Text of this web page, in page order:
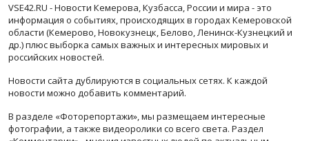
VSE42.RU - Новости Кемерова, Кузбасса, России и мира - это
информация о событиях, происходящих в городах Кемеровской
области (Кемерово, Новокузнецк, Белово, Ленинск-Кузнецкий и
др.) плюс выборка самых важных и интересных мировых и
российских новостей.
Новости сайта дублируются в социальных сетях. К каждой
новости можно добавить комментарий.
В разделе «Фоторепортажи», мы размещаем интересные
фотографии, а также видеоролики со всего света. Раздел